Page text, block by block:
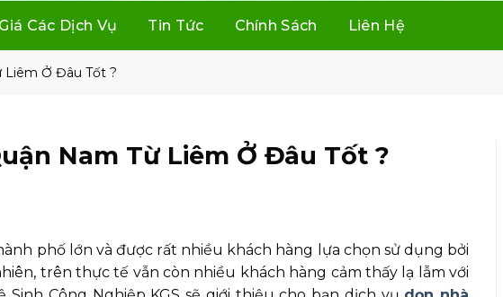
Các Dịch Vụ Tin Tức Chính Sách Liên Hệ
Liêm Ở Đâu Tốt ?
Nam Từ Liêm Ở Đâu Tốt ?
phố lớn và được rất nhiều khách hàng lựa chọn sử dụng bởi
trên thực tế vẫn còn nhiều khách hàng cảm thấy lạ lẫm với